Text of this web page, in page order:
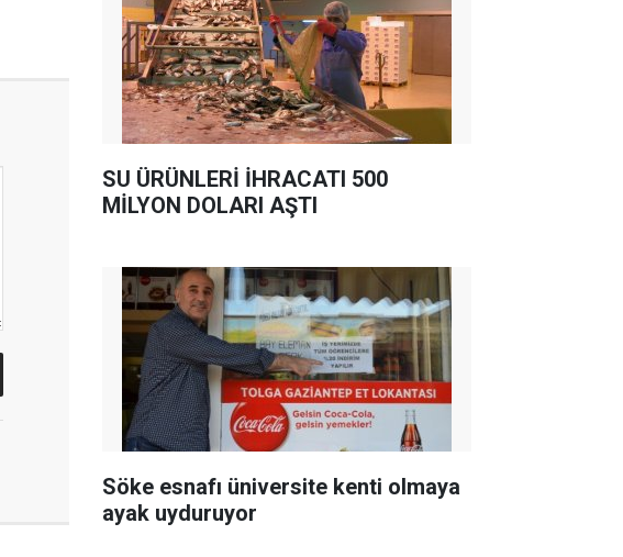
SU ÜRÜNLERİ İHRACATI 500
MİLYON DOLARI AŞTI
Söke esnafı üniversite kenti olmaya
ayak uyduruyor